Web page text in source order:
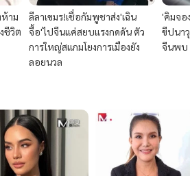
าม
ชีวิต
ลีลาเขมร!เชื่อกัมพูชาส่ง'เฉิน
จื้อ'ไปจีนแค่สยบแรงกดดัน ตัว
การใหญ่สแกมโยงการเมืองยัง
ลอยนวล
'คิมจอ
ขีปนา
จีนพบ